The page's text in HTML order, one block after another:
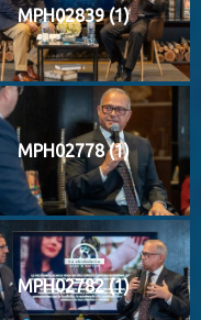
MPH02839 (1)
MPH02778 (1)
MPH02782 (1)